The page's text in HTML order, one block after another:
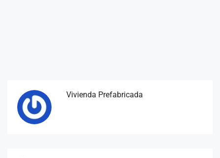
Vivienda Prefabricada